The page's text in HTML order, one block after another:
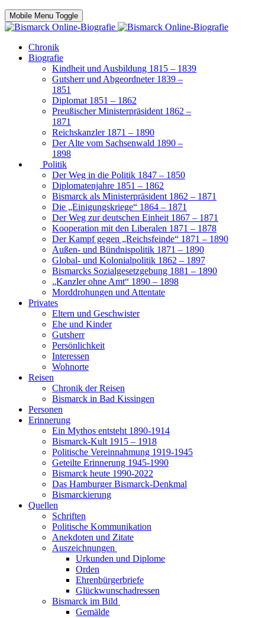
Mobile Menu Toggle
Chronik
Biografie
Kindheit und Ausbildung 1815 – 1839
Gutsherr und Abgeordneter 1839 –
1851
Diplomat 1851 – 1862
Preußischer Ministerpräsident 1862 –
1871
Reichskanzler 1871 – 1890
Der Alte vom Sachsenwald 1890 –
1898
Politik
Der Weg in die Politik 1847 – 1850
Diplomatenjahre 1851 – 1862
Bismarck als Ministerpräsident 1862 – 1871
Die „Einigungskriege“ 1864 – 1871
Der Weg zur deutschen Einheit 1867 – 1871
Kooperation mit den Liberalen 1871 – 1878
Der Kampf gegen „Reichsfeinde“ 1871 – 1890
Außen- und Bündnispolitik 1871 – 1890
Global- und Kolonialpolitik 1862 – 1897
Bismarcks Sozialgesetzgebung 1881 – 1890
„Kanzler ohne Amt“ 1890 – 1898
Morddrohungen und Attentate
Privates
Eltern und Geschwister
Ehe und Kinder
Gutsherr
Persönlichkeit
Interessen
Wohnorte
Reisen
Chronik der Reisen
Bismarck in Bad Kissingen
Personen
Erinnerung
Ein Mythos entsteht 1890-1914
Bismarck-Kult 1915 – 1918
Politische Vereinnahmung 1919-1945
Geteilte Erinnerung 1945-1990
Bismarck heute 1990-2022
Das Hamburger Bismarck-Denkmal
Bismarckierung
Quellen
Schriften
Politische Kommunikation
Anekdoten und Zitate
Auszeichnungen
Urkunden und Diplome
Orden
Ehrenbürgerbriefe
Glückwunschadressen
Bismarck im Bild
Gemälde